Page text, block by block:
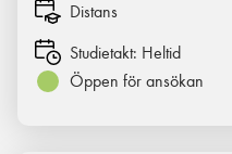
Distans
Studietakt: Heltid
Öppen för ansökan